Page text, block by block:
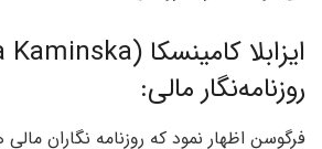
روزنامه‌نگار مالی:
فرگوسن اظهار نمود که روزنامه نگاران